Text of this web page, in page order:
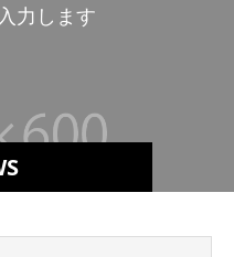
力し ます。